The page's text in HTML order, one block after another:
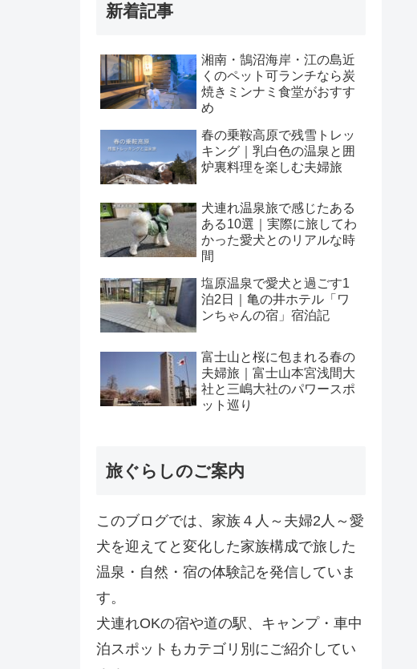
新着記事
湘南・鵠沼海岸・江の島近
くのペット可ランチなら炭
焼きミンナミ食堂がおすす
め
春の乗鞍高原で残雪トレッ
キング｜乳白色の温泉と囲
炉裏料理を楽しむ夫婦旅
犬連れ温泉旅で感じたある
ある10選｜実際に旅してわ
かった愛犬とのリアルな時
間
塩原温泉で愛犬と過ごす1
泊2日｜亀の井ホテル「ワ
ンちゃんの宿」宿泊記
富士山と桜に包まれる春の
夫婦旅｜富士山本宮浅間大
社と三嶋大社のパワースポ
ット巡り
旅ぐらしのご案内
このブログでは、家族４人～夫婦2人～愛
犬を迎えてと変化した家族構成で旅した
温泉・自然・宿の体験記を発信していま
す。
犬連れOKの宿や道の駅、キャンプ・車中
泊スポットもカテゴリ別にご紹介してい